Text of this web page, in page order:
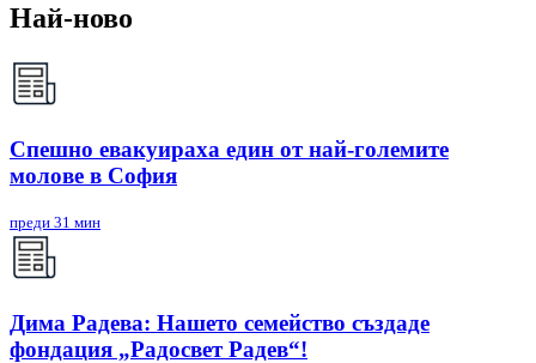
Най-ново
Спешно евакуираха един от най-големите
молове в София
преди 31 мин
Дима Радева: Нашето семейство създаде
фондация „Радосвет Радев“!